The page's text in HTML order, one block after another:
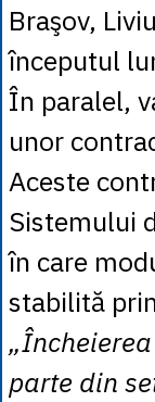
Braşov,
începutul
În paralel,
unor
Aceste
Sistemului
în care
stabilită
parte din